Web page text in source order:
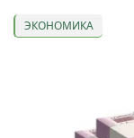
ЭКОНОМИКА